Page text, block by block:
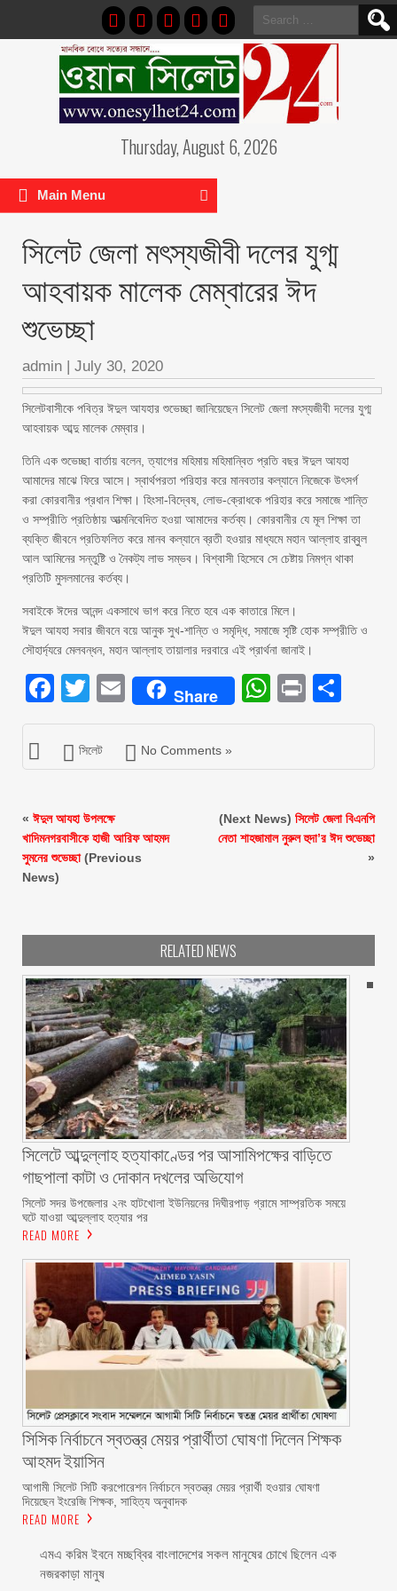
Search
for:
Thursday, August 6, 2026
Main Menu
সিলেট জেলা মৎস্যজীবী দলের যুগ্ম
আহবায়ক মালেক মেম্বারের ঈদ
শুভেচ্ছা
admin | July 30, 2020
সিলেটবাসীকে পবিত্র ঈদুল আযহার শুভেচ্ছা জানিয়েছেন সিলেট জেলা মৎস্যজীবী দলের যুগ্ম
আহবায়ক আব্দু মালেক মেম্বার।
তিনি এক শুভেচ্ছা বার্তায় বলেন, ত্যাগের মহিমায় মহিমান্বিত প্রতি বছর ঈদুল আযহা
আমাদের মাঝে ফিরে আসে। স্বার্থপরতা পরিহার করে মানবতার কল্যানে নিজেকে উৎসর্গ
করা কোরবানীর প্রধান শিক্ষা। হিংসা-বিদ্বেষ, লোভ-ক্রোধকে পরিহার করে সমাজে শান্তি
ও সম্প্রীতি প্রতিষ্ঠায় আত্মনিবেদিত হওয়া আমাদের কর্তব্য। কোরবানীর যে মূল শিক্ষা তা
ব্যক্তি জীবনে প্রতিফলিত করে মানব কল্যানে ব্রতী হওয়ার মাধ্যমে মহান আল্লাহ রাব্বুল
আল আমিনের সন্তুষ্টি ও নৈকট্য লাভ সম্ভব। বিশ্বাসী হিসেবে সে চেষ্টায় নিমগ্ন থাকা
প্রতিটি মুসলমানের কর্তব্য।
সবাইকে ঈদের আনন্দ একসাথে ভাগ করে নিতে হবে এক কাতারে মিলে।
ঈদুল আযহা সবার জীবনে বয়ে আনুক সুখ-শান্তি ও সমৃদ্ধি, সমাজে সৃষ্টি হোক সম্প্রীতি ও
সৌহার্দ্যরে মেলবন্ধন, মহান আল্লাহ তায়ালার দরবারে এই প্রার্থনা জানাই।
Facebook
Twitter
EmailShare Print
সিলেট No Comments »
« ঈদুল আযহা উপলক্ষে
খাদিমনগরবাসীকে হাজী আরিফ আহমদ
সুমনের শুভেচ্ছা(Previous
News)
(Next News) সিলেট জেলা বিএনপি
নেতা শাহজামাল নুরুল হুদা’র ঈদ শুভেচ্ছা
»
RELATED NEWS
সিলেটে আব্দুল্লাহ হত্যাকাণ্ডের পর আসামিপক্ষের বাড়িতে
গাছপালা কাটা ও দোকান দখলের অভিযোগ
সিলেট সদর উপজেলার ২নং হাটখোলা ইউনিয়নের দিঘীরপাড় গ্রামে সাম্প্রতিক সময়ে
ঘটে যাওয়া আব্দুল্লাহ হত্যার পর
READ MORE
সিসিক নির্বাচনে স্বতন্ত্র মেয়র প্রার্থীতা ঘোষণা দিলেন শিক্ষক
আহমদ ইয়াসিন
আগামী সিলেট সিটি করপোরেশন নির্বাচনে স্বতন্ত্র মেয়র প্রার্থী হওয়ার ঘোষণা
দিয়েছেন ইংরেজি শিক্ষক, সাহিত্য অনুবাদক
READ MORE
এমএ করিম ইবনে মচ্ছব্বির বাংলাদেশের সকল মানুষের চোখে ছিলেন এক
নজরকাড়া মানুষ ‎